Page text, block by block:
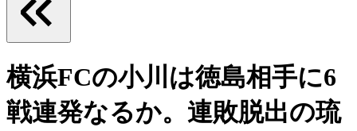
横浜FCの小川は徳島相手に6
戦連発なるか。連敗脱出の琉